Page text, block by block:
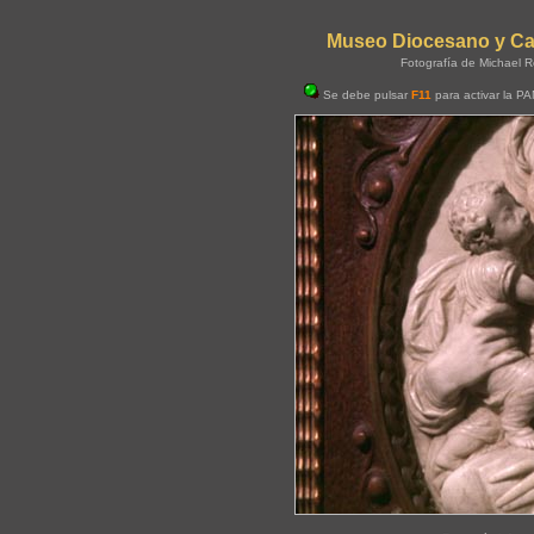
Museo Diocesano y
Fotografía de Michael
Se debe pulsar F11 para activar la